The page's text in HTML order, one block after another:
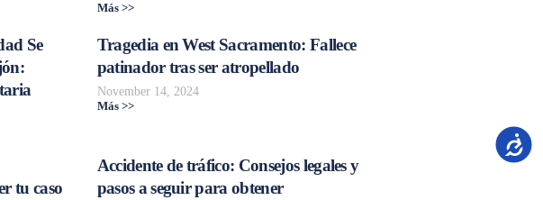
Más >>
Se
Tragedia en West Sacramento: Fallece
patinador tras ser atropellado
November 14, 2024
Más >>
tu caso
Accidente de tráfico: Consejos legales y
pasos a seguir para obtener